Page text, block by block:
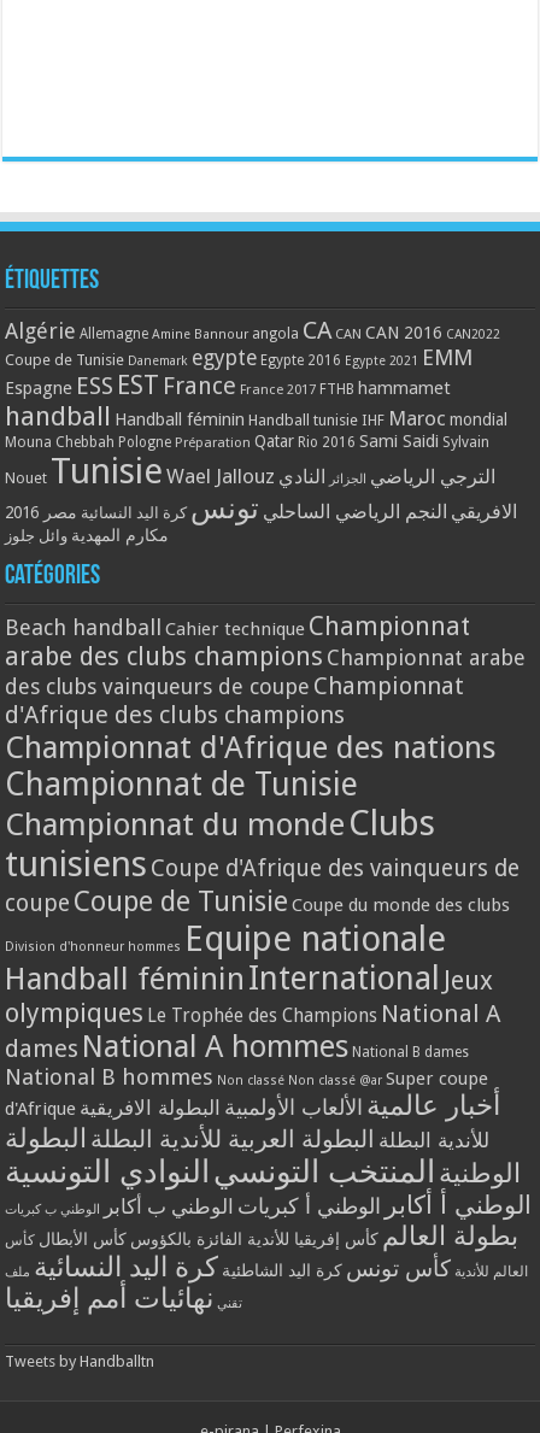
Étiquettes
Algérie Allemagne Amine Bannour angola CA CAN CAN 2016 CAN2022
Coupe de Tunisie Danemark egypte Egypte 2016 Egypte 2021 EMM
Espagne ESS EST France France 2017 FTHB hammamet
handball Handball féminin Handball tunisie IHF Maroc mondial
Mouna Chebbah Pologne Préparation Qatar Rio 2016 Sami Saidi Sylvain
Nouet Tunisie Wael Jallouz الترجي الرياضي الجزائر
النادي
الافريقي النجم الرياضي الساحلي تونس كرة اليد النسائية مصر 2016
مكارم المهدية وائل جلوز
Catégories
Beach handball Cahier technique Championnat
arabe des clubs champions Championnat arabe
des clubs vainqueurs de coupe Championnat
d'Afrique des clubs champions
Championnat d'Afrique des nations
Championnat de Tunisie
Championnat du monde Clubs
tunisiens Coupe d'Afrique des vainqueurs de
coupe Coupe de Tunisie Coupe du monde des clubs
Division d'honneur hommes Equipe nationale
Handball féminin International
Jeux
olympiques Le Trophée des Champions National A
dames National A hommes National B dames
National B hommes Non classé Non classé @ar Super coupe
d'Afrique
أخبار عالمية الألعاب الأولمبية البطولة الافريقية
للأندية البطلة البطولة العربية للأندية البطلة البطولة
الوطنية المنتخب التونسي النوادي التونسية
الوطني أ أكابر الوطني أ كبريات الوطني ب أكابر الوطني ب كبريات
بطولة العالم كأس إفريقيا للأندية الفائزة بالكؤوس كأس الأبطال كأس
العالم للأندية كأس تونس كرة اليد الشاطئية كرة اليد النسائية ملف
تقني نهائيات أمم إفريقيا
Tweets by Handballtn